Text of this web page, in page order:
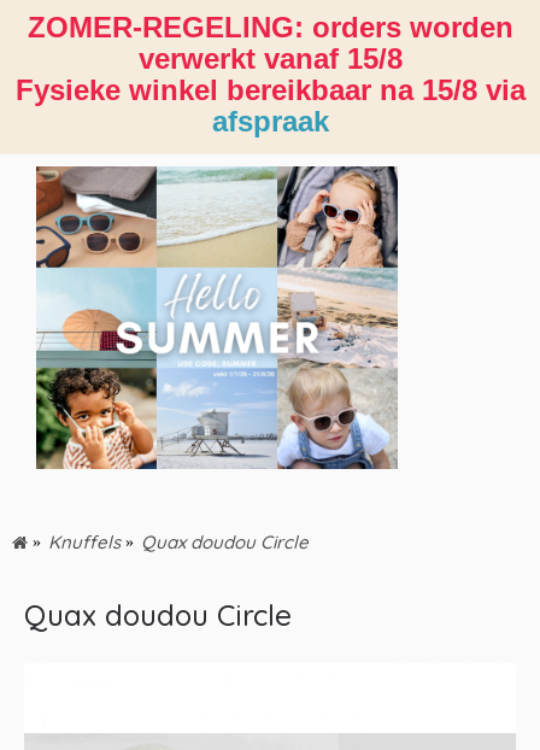
ZOMER-REGELING: orders worden
verwerkt vanaf 15/8
Fysieke winkel bereikbaar na 15/8 via
afspraak
Knuffels Quax doudou Circle
Quax doudou Circle